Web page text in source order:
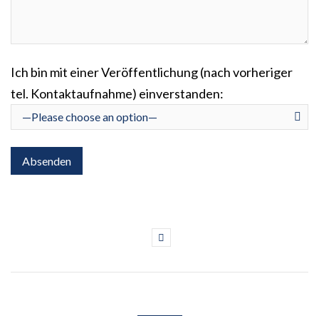
Ich bin mit einer Veröffentlichung (nach vorheriger
tel. Kontaktaufnahme) einverstanden: